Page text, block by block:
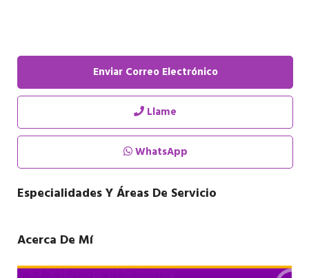
Enviar Correo Electrónico
Llame
WhatsApp
Especialidades Y Áreas De Servicio
Acerca De Mí